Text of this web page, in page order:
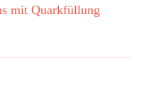
mit Quarkfüllung